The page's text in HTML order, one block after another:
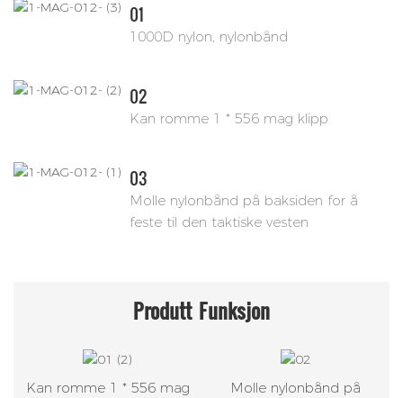
01
1000D nylon, nylonbånd
02
Kan romme 1 * 556 mag klipp
03
Molle nylonbånd på baksiden for å
feste til den taktiske vesten
Produtt Funksjon
Kan romme 1 * 556 mag
Molle nylonbånd på